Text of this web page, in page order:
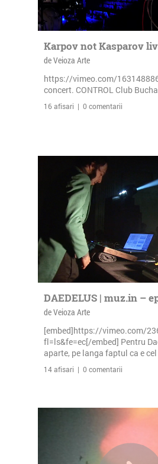
Karpov not Kasparov
de Veioza Arte
https://vimeo.com/
concert. CONTROL Club
16 afisari | 0 comentarii
DAEDELUS | muz.in –
de Veioza Arte
[embed]https://vimeo.com/
fl=ls&fe=ec[/embed] Pentru
aparte, pe langa faptul ca e
14 afisari | 0 comentarii